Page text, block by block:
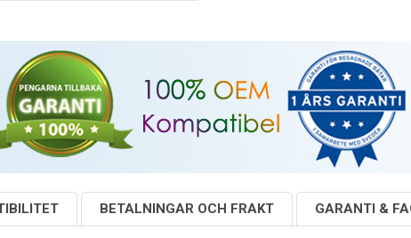
BETALNINGAR OCH FRAKT GARANTI &